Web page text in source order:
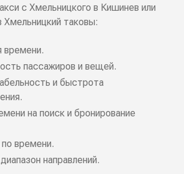
с Хмельницкого в Кишинев или
Хмельницкий таковы:
времени.
пассажиров и вещей.
и быстрота
на поиск и бронирование
времени.
направлений.